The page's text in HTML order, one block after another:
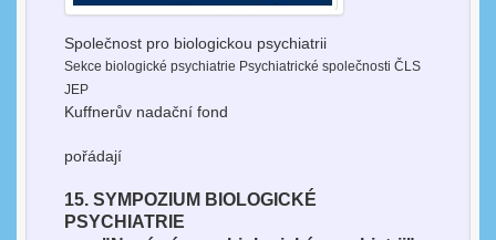
Společnost pro biologickou psychiatrii
Sekce biologické psychiatrie Psychiatrické společnosti ČLS
JEP
Kuffnerův nadační fond
pořádají
15. SYMPOZIUM BIOLOGICKÉ
PSYCHIATRIE